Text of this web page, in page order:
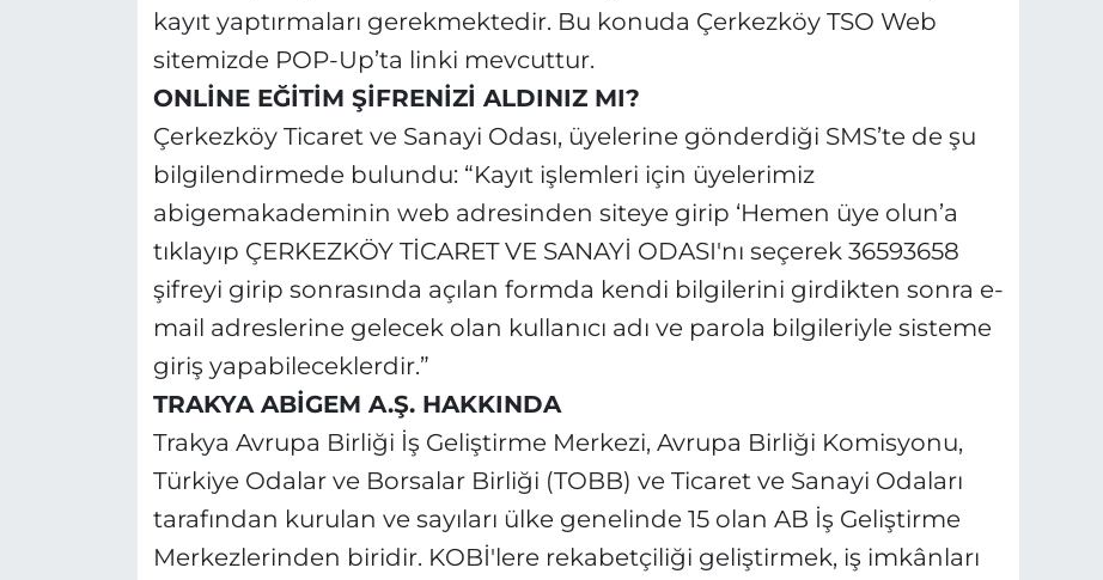
kayıt yaptırmaları gerekmektedir. Bu konuda Çerkezköy TSO Web
sitemizde POP-Up’ta linki mevcuttur.
ONLİNE EĞİTİM ŞİFRENİZİ ALDINIZ MI?
Çerkezköy Ticaret ve Sanayi Odası, üyelerine gönderdiği SMS’te de şu
bilgilendirmede bulundu: “Kayıt işlemleri için üyelerimiz
abigemakademinin web adresinden siteye girip ‘Hemen üye olun’a
tıklayıp ÇERKEZKÖY TİCARET VE SANAYİ ODASI'nı seçerek 36593658
şifreyi girip sonrasında açılan formda kendi bilgilerini girdikten sonra e-
mail adreslerine gelecek olan kullanıcı adı ve parola bilgileriyle sisteme
giriş yapabileceklerdir.”
TRAKYA ABİGEM A.Ş. HAKKINDA
Trakya Avrupa Birliği İş Geliştirme Merkezi, Avrupa Birliği Komisyonu,
Türkiye Odalar ve Borsalar Birliği (TOBB) ve Ticaret ve Sanayi Odaları
tarafından kurulan ve sayıları ülke genelinde 15 olan AB İş Geliştirme
Merkezlerinden biridir. KOBİ'lere rekabetçiliği geliştirmek, iş imkânları